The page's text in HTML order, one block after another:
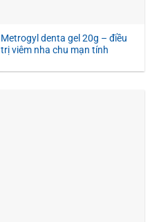
Metrogyl denta gel 20g – điều
trị viêm nha chu mạn tính